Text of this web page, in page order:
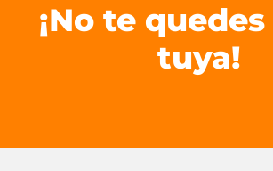
¡No te
tuya!